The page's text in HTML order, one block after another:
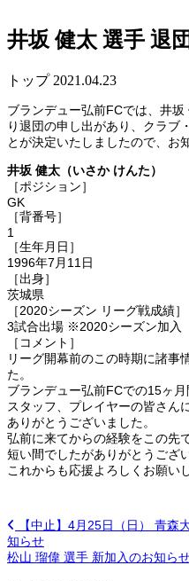
井坂 健太 選手 退
トップ 2021.04.23
ブランデュー弘前FCでは、井
り退団の申し出があり、クラブ
とが決定いたしましたので、お
井坂 健太（いさか けんた）
［ポジション］
GK
［背番号］
1
［生年月日］
1996年7月11日
［出身］
茨城県
［2020シーズン リーグ戦成績］
3試合出場 ※2020シーズン加入
［コメント］
リーグ開幕前のこの時期に諸事
た。
ブランデュー弘前FCでの15ヶ
スタッフ、プレイヤーの皆さん
ありがとうございました。
弘前に来てからの経験をこの先
短い間でしたがありがとうござ
これからも応援よろしくお願い
【中止】4月25日（日） 青森
知らせ
松山 瑠偉 選手 新加入のお知ら